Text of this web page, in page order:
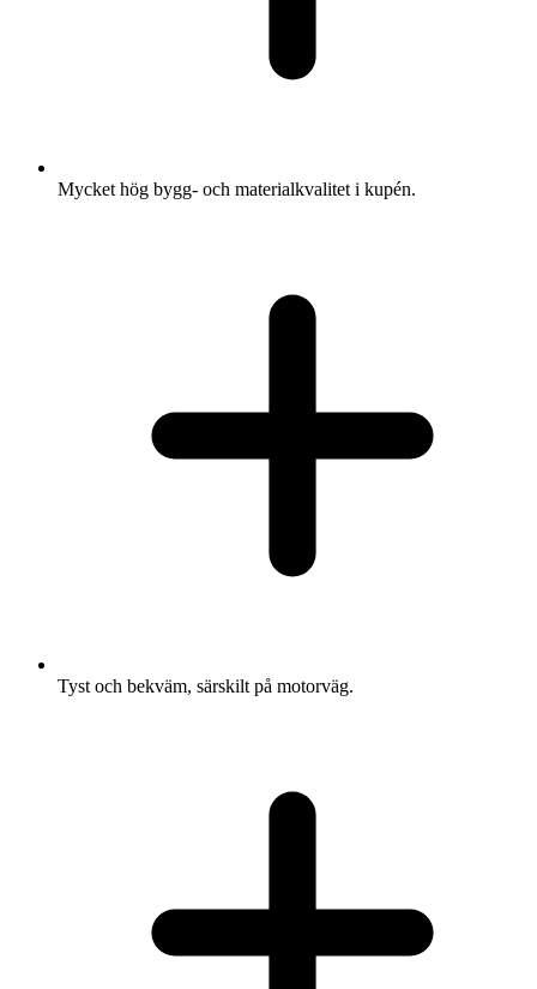
Mycket hög bygg- och materialkvalitet i kupén.
Tyst och bekväm, särskilt på motorväg.